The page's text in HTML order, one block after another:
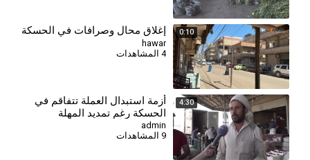
0:10 إغلاق محال وصرافات في الحسكة
hawar
4 المشاهدات
4:30
⁣أزمة استبدال العملة تتفاقم في
الحسكة رغم تمديد المهلة
admin
9 المشاهدات